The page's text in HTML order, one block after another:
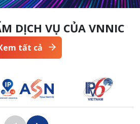
DỊCH VỤ CỦA VNNIC
tất cả